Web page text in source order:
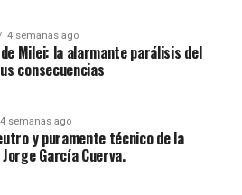
4 semanas ago
Milei: la alarmante parálisis del
consecuencias
4 semanas ago
y puramente técnico de la
García Cuerva.